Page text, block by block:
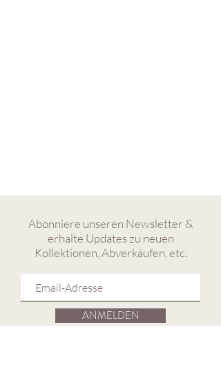
Abonniere unseren Newsletter &
erhalte Updates zu neuen
Kollektionen, Abverkäufen, etc.
ANMELDEN